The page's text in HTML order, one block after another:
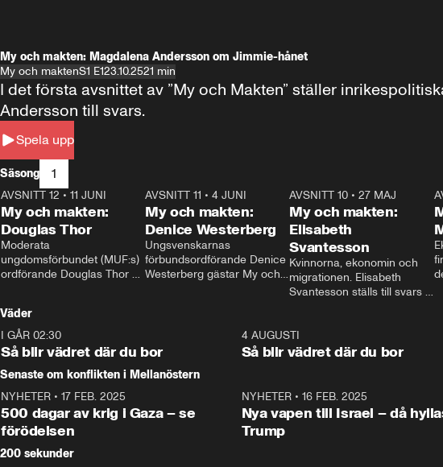
My och makten: Magdalena Andersson om Jimmie-hånet
My och maktenS1 E123.10.2521 min
Spela upp
I det första avsnittet av ”My och Makten” ställer
Andersson till svars.
Säsong 1
26:27
AVSNITT 12 • 11 JUNI
My och makten:
Douglas Thor
Moderata
ungdomsförbundet (MUF:s)
ordförande Douglas Thor
tonårsutvisningarna och hur
Moderaterna ska locka
väljare till valet i höst.
23:40
AVSNITT 11 •4 JUNI
My och makten:
Denice Westerberg
Ungsvenskarnas
förbundsordförande Denice
Westerberg gästar My och
AVSNITT 10 •27 MAJ
My och makten:
Elisabeth
Svantesson
Kvinnorna, ekonomin och
migrationen. Elisabeth
Svantesson ställs till svars
Väder
I GÅR 02:30
Så blir vädret där du bor
4 AUGUSTI
Så blir vädret där du bor
Senaste om konflikten i Mellanöstern
NYHETER • 17 FEB. 2025
500 dagar av krig i Gaza – se
förödelsen
NYHETER• 16 FEB. 2025
Nya vapen till Israel – då
Trump
200 sekunder